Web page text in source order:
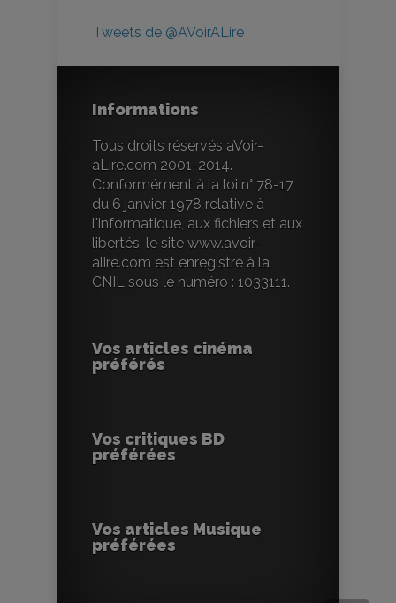
Tweets de @AVoirALire
Informations
Tous droits réservés aVoir-
aLire.com 2001-2014.
Conformément à la loi n° 78-17
du 6 janvier 1978 relative à
l'informatique, aux fichiers et aux
libertés, le site www.avoir-
alire.com est enregistré à la
CNIL sous le numéro : 1033111.
Vos articles cinéma
préférés
Vos critiques BD
préférées
Vos articles Musique
préférées